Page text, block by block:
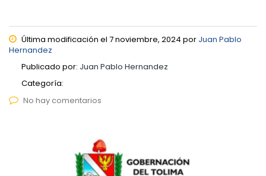
Última modificación el 7 noviembre, 2024 por Juan Pablo
Hernandez
Publicado por: Juan Pablo Hernandez
Categoría:
No hay comentarios